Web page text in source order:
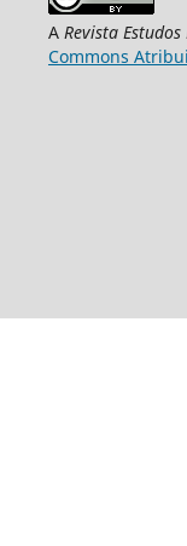
A Revista
Commons